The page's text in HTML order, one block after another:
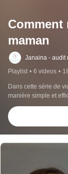
Comment
maman
Janaina - audit
Playlist • 6 videos •
Dans cette série de
manière simple et